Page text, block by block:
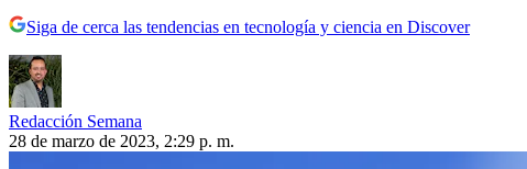
Siga de cerca las tendencias en tecnología y ciencia en Discover
Redacción Semana
28 de marzo de 2023, 2:29 p. m.